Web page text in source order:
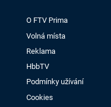
O FTV Prima
Volná místa
Reklama
HbbTV
Podmínky užívání
Cookies